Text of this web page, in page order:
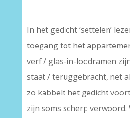
In het gedicht ‘settelen’
toegang tot het
verf / glas-in-loodramen
staat / teruggebracht, net
zo kabbelt het gedicht
zijn soms scherp verwoord.